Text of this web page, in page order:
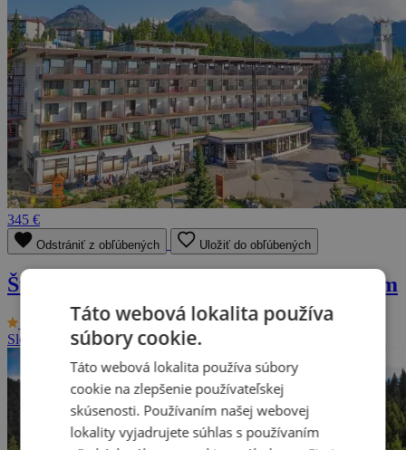
345 €
Odstrániť z obľúbených Uložiť do obľúbených
Štrbské Pleso s bohatým wellness centrom
Hotel Toliar ***
Slovenská republika - Tatry2 osoby, 3 dni (až 8 dní)
Táto webová lokalita používa
súbory cookie.
Táto webová lokalita používa súbory
cookie na zlepšenie používateľskej
skúsenosti. Používaním našej webovej
lokality vyjadrujete súhlas s používaním